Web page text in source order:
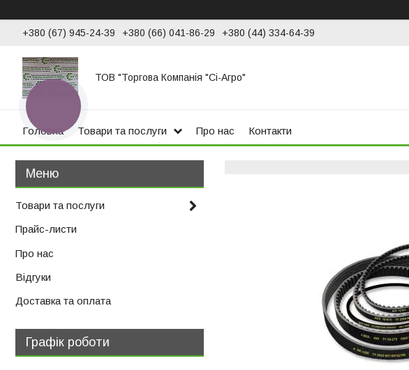
+380 (67) 945-24-39 +380 (66) 041-86-29 +380 (44) 334-64-39
ТОВ "Торгова Компанія "Сі-Агро"
Головна Товари та послуги Про нас Контакти
Товари та послуги
Прайс-листи
Про нас
Відгуки
Доставка та оплата
Графік роботи